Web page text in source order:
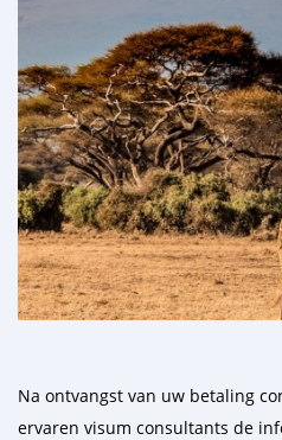
Na ontvangst van uw betaling
ervaren visum consultants de